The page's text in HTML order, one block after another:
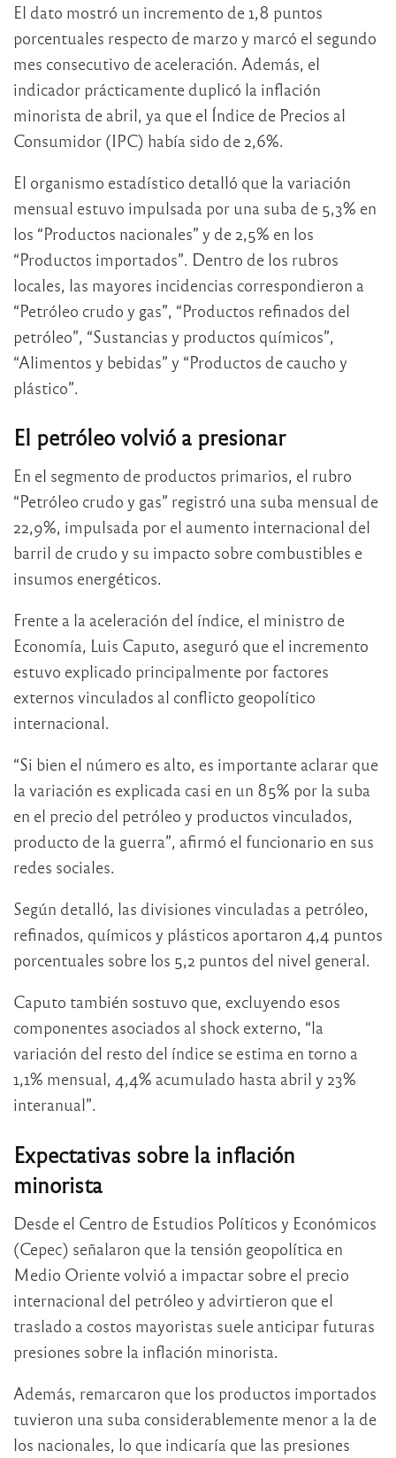
El dato mostró un incremento de 1,8 puntos
porcentuales respecto de marzo y marcó el segundo
mes consecutivo de aceleración. Además, el
indicador prácticamente duplicó la inflación
minorista de abril, ya que el Índice de Precios al
Consumidor (IPC) había sido de 2,6%.
El organismo estadístico detalló que la variación
mensual estuvo impulsada por una suba de 5,3% en
los “Productos nacionales” y de 2,5% en los
“Productos importados”. Dentro de los rubros
locales, las mayores incidencias correspondieron a
“Petróleo crudo y gas”, “Productos refinados del
petróleo”, “Sustancias y productos químicos”,
“Alimentos y bebidas” y “Productos de caucho y
plástico”.
El petróleo volvió a presionar
En el segmento de productos primarios, el rubro
“Petróleo crudo y gas” registró una suba mensual de
22,9%, impulsada por el aumento internacional del
barril de crudo y su impacto sobre combustibles e
insumos energéticos.
Frente a la aceleración del índice, el ministro de
Economía, Luis Caputo, aseguró que el incremento
estuvo explicado principalmente por factores
externos vinculados al conflicto geopolítico
internacional.
“Si bien el número es alto, es importante aclarar que
la variación es explicada casi en un 85% por la suba
en el precio del petróleo y productos vinculados,
producto de la guerra”, afirmó el funcionario en sus
redes sociales.
Según detalló, las divisiones vinculadas a petróleo,
refinados, químicos y plásticos aportaron 4,4 puntos
porcentuales sobre los 5,2 puntos del nivel general.
Caputo también sostuvo que, excluyendo esos
componentes asociados al shock externo, “la
variación del resto del índice se estima en torno a
1,1% mensual, 4,4% acumulado hasta abril y 23%
interanual”.
Expectativas sobre la inflación
minorista
Desde el Centro de Estudios Políticos y Económicos
(Cepec) señalaron que la tensión geopolítica en
Medio Oriente volvió a impactar sobre el precio
internacional del petróleo y advirtieron que el
traslado a costos mayoristas suele anticipar futuras
presiones sobre la inflación minorista.
Además, remarcaron que los productos importados
tuvieron una suba considerablemente menor a la de
los nacionales, lo que indicaría que las presiones